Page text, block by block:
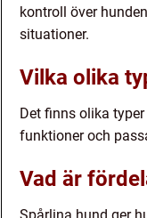
kontroll över
situationer.
Vilka olika
Det finns olika
funktioner och
Vad är